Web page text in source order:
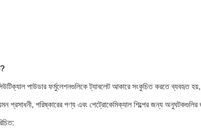
পাউডার ফর্মুলেশনগুলিকে ট্যাবলেট আকারে সংকুচিত করতে
প্রসাধনী, পরিষ্কারের পণ্য এবং পেট্রোকেমিক্যাল শিল্পের জন্য